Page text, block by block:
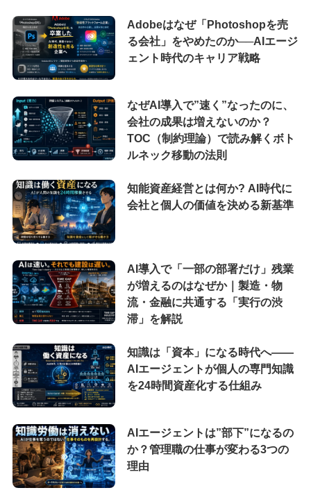
Adobeはなぜ「Photoshopを売
る会社」をやめたのか──AIエージ
ェント時代のキャリア戦略
なぜAI導入で”速く”なったのに、
会社の成果は増えないのか？
TOC（制約理論）で読み解くボト
ルネック移動の法則
知能資産経営とは何か? AI時代に
会社と個人の価値を決める新基準
AI導入で「一部の部署だけ」残業
が増えるのはなぜか｜製造・物
流・金融に共通する「実行の渋
滞」を解説
知識は「資本」になる時代へ——
AIエージェントが個人の専門知識
を24時間資産化する仕組み
AIエージェントは”部下”になるの
か？管理職の仕事が変わる3つの
理由